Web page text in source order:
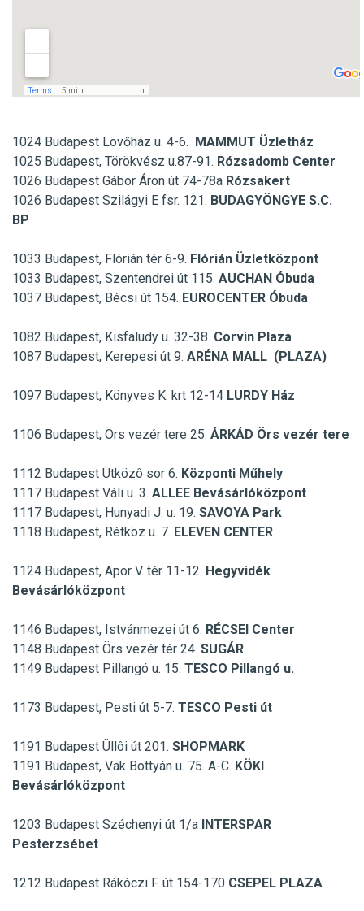
1024 Budapest Lövőház u. 4-6. MAMMUT Üzletház
1025 Budapest, Törökvész u.87-91. Rózsadomb Center
1026 Budapest Gábor Áron út 74-78a Rózsakert
1026 Budapest Szilágyi E fsr. 121. BUDAGYÖNGYE S.C.
BP
1033 Budapest, Flórián tér 6-9. Flórián Üzletközpont
1033 Budapest, Szentendrei út 115. AUCHAN Óbuda
1037 Budapest, Bécsi út 154. EUROCENTER Óbuda
1082 Budapest, Kisfaludy u. 32-38. Corvin Plaza
1087 Budapest, Kerepesi út 9. ARÉNA MALL (PLAZA)
1097 Budapest, Könyves K. krt 12-14 LURDY Ház
1106 Budapest, Örs vezér tere 25. ÁRKÁD Örs vezér tere
1112 Budapest Ütközô sor 6. Központi Műhely
1117 Budapest Váli u. 3. ALLEE Bevásárlóközpont
1117 Budapest, Hunyadi J. u. 19. SAVOYA Park
1118 Budapest, Rétköz u. 7. ELEVEN CENTER
1124 Budapest, Apor V. tér 11-12. Hegyvidék
Bevásárlóközpont
1146 Budapest, Istvánmezei út 6. RÉCSEI Center
1148 Budapest Örs vezér tér 24. SUGÁR
1149 Budapest Pillangó u. 15. TESCO Pillangó u.
1173 Budapest, Pesti út 5-7. TESCO Pesti út
1191 Budapest Üllôi út 201. SHOPMARK
1191 Budapest, Vak Bottyán u. 75. A-C. KÖKI
Bevásárlóközpont
1203 Budapest Széchenyi út 1/a INTERSPAR
Pesterzsébet
1212 Budapest Rákóczi F. út 154-170 CSEPEL PLAZA